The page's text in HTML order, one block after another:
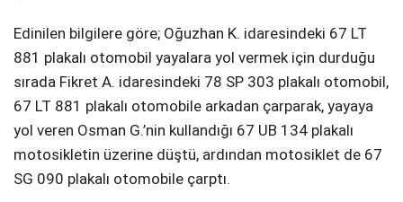
Facebook
Instagram
Edinilen bilgilere göre; Oğuzhan K. idaresindeki 67 LT
881 plakalı otomobil yayalara yol vermek için durduğu
sırada Fikret A. idaresindeki 78 SP 303 plakalı otomobil,
67 LT 881 plakalı otomobile arkadan çarparak, yayaya
yol veren Osman G.’nin kullandığı 67 UB 134 plakalı
motosikletin üzerine düştü, ardından motosiklet de 67
SG 090 plakalı otomobile çarptı.